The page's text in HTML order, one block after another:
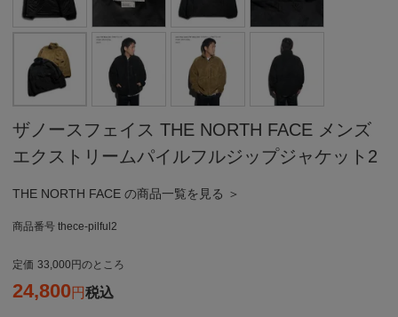
ザノースフェイス THE NORTH FACE メンズ
エクストリームパイルフルジップジャケット2
THE NORTH FACE の商品一覧を見る ＞
商品番号 thece-pilful2
定価 33,000 のところ
24,800 税込